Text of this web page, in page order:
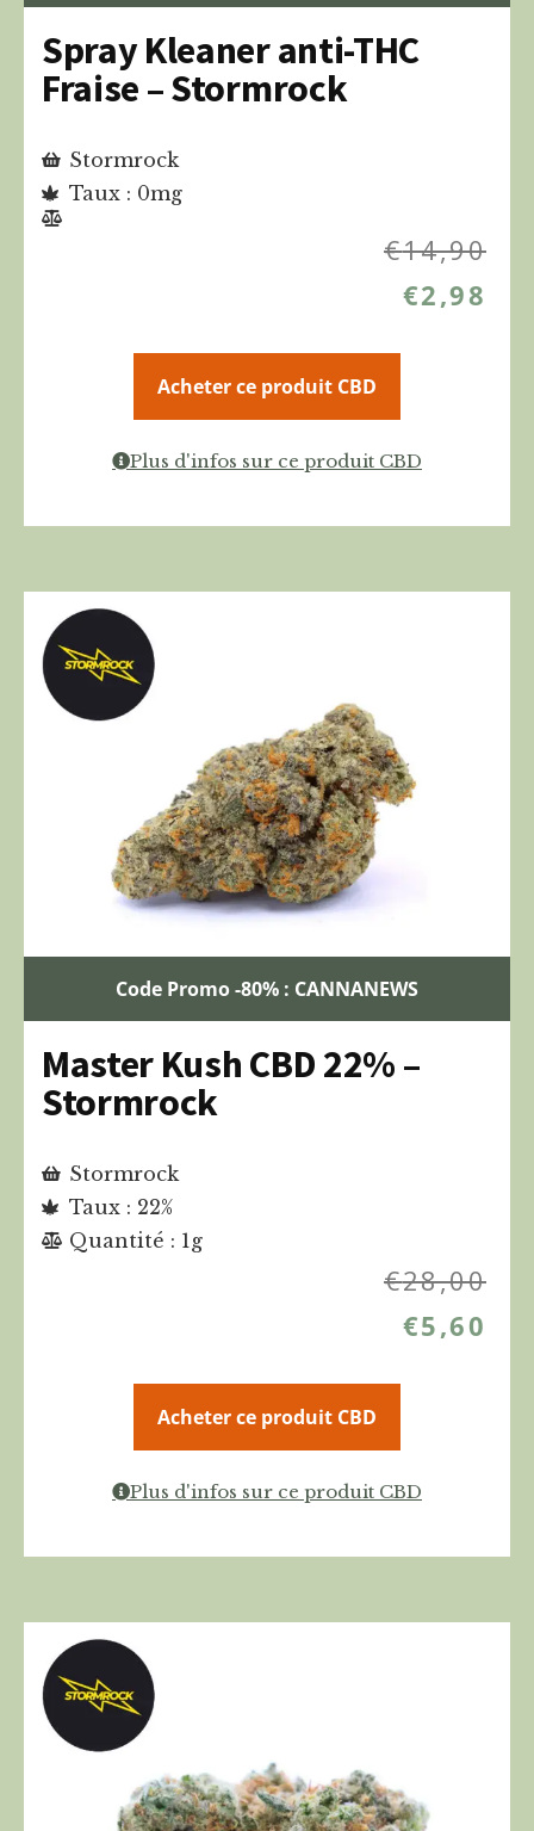
Spray Kleaner anti-THC
Fraise – Stormrock
Stormrock
Taux : 0mg
€14,90
€2,98
Acheter ce produit CBD
Plus d'infos sur ce produit CBD
Code Promo -80% : CANNANEWS
Master Kush CBD 22% –
Stormrock
Stormrock
Taux : 22%
Quantité : 1g
€28,00
€5,60
Acheter ce produit CBD
Plus d'infos sur ce produit CBD